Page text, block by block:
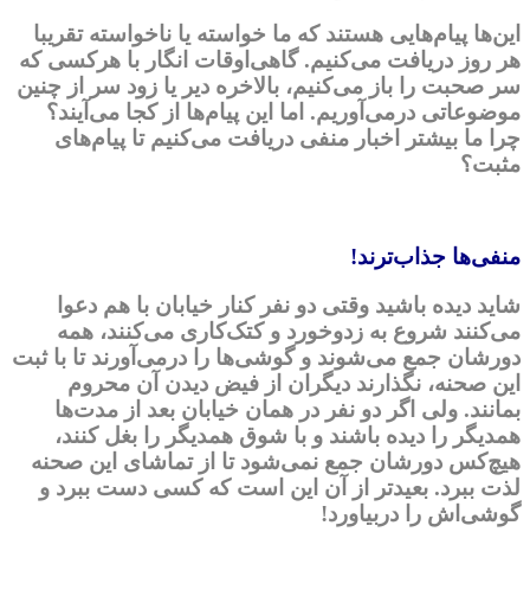
این‌ها پیام‌هایی هستند که ما خواسته یا ناخواسته تقریبا
هر روز دریافت می‌کنیم. گاهی‌اوقات انگار با هرکسی که
سر صحبت را باز می‌کنیم، بالاخره دیر یا زود سر از چنین
موضوعاتی درمی‌آوریم. اما این پیام‌ها از کجا می‌آیند؟
چرا ما بیشتر اخبار منفی دریافت می‌کنیم تا پیام‌های
مثبت؟
منفیها جذاب‌ترند!
شاید دیده باشید وقتی دو نفر کنار خیابان با هم دعوا
می‌کنند شروع به زدوخورد و کتک‌کاری می‌کنند، همه
دورشان جمع می‌شوند و گوشی‌ها را درمی‌آورند تا با ثبت
این صحنه، نگذارند دیگران از فیض دیدن آن محروم
بمانند. ولی اگر دو نفر در همان خیابان بعد از مدت‌ها
همدیگر را دیده باشند و با شوق همدیگر را بغل کنند،
هیچ‌کس دورشان جمع نمی‌شود تا از تماشای این صحنه
لذت ببرد. بعیدتر از آن این است که کسی دست ببرد و
گوشی‌اش را دربیاورد!